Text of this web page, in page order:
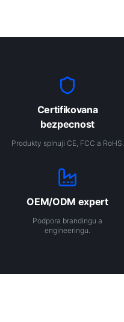
Certifikovana
bezpecnost
Produkty splnuji CE, FCC a RoHS.
OEM/ODM expert
Podpora brandingu a
engineeringu.